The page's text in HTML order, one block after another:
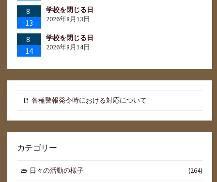
8
13
学校を閉じる日
2026年8月13日
8
14
学校を閉じる日
2026年8月14日
各種警報発令時における対応について
カテゴリー
日々の活動の様子 (264)